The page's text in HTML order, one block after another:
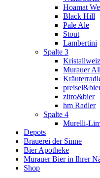
Hoamat
Black Hill
Pale Ale
Stout
Lambertini
Spalte 3
Murauer
zitro&bier
hm Radler
Spalte 4
Murelli-
Depots
Brauerei der Sinne
Bier Apotheke
Murauer Bier in Ihrer
Shop